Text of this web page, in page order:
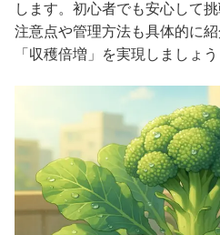
します。初心者でも安心して
注意点や管理方法も具体的に
「収穫倍増」を実現しましょう